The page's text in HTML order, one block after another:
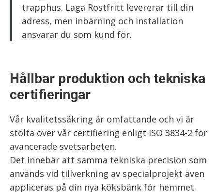
trapphus. Laga Rostfritt levererar till din
adress, men inbärning och installation
ansvarar du som kund för.
Hållbar produktion och tekniska
certifieringar
Vår kvalitetssäkring är omfattande och vi är
stolta över vår certifiering enligt ISO 3834-2 för
avancerade svetsarbeten.
Det innebär att samma tekniska precision som
används vid tillverkning av specialprojekt även
appliceras på din nya köksbänk för hemmet.